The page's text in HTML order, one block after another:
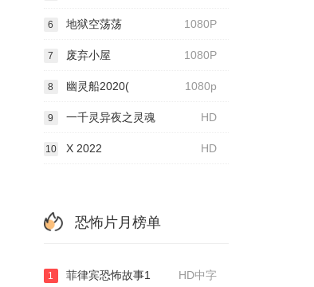
1080P
6 地狱空荡荡
1080P
7 废弃小屋
1080p
8 幽灵船2020(
HD
9 一千灵异夜之灵魂
HD
10 X 2022
恐怖片月榜单
HD中字
1 菲律宾恐怖故事1